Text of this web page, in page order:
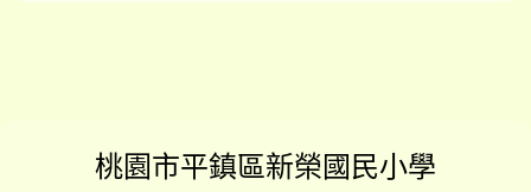
桃園市平鎮區新榮國民小學